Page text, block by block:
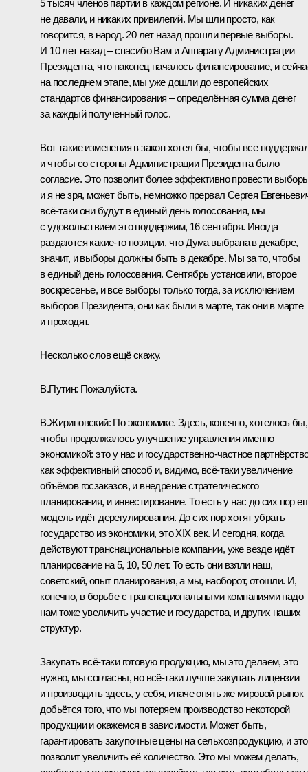
5 тысяч членов партии в каждом регионе. И никаких денег
не давали, и никаких привилегий. Мы шли просто, как
говорится, в народ. 20 лет назад прошли первые выборы.
И 10 лет назад – спасибо Вам и Аппарату Администрации
Президента, что наконец началось финансирование, и
на последнем этапе, мы уже дошли до европейских
стандартов финансирования – определённая сумма денег
за каждый полученный голос.
Вот такие изменения в закон хотел бы, чтобы все
и чтобы со стороны Администрации Президента было
согласие. Это позволит более эффективно провести
и я не зря, может быть, немножко прервал Сергея
всё‑таки они будут в единый день голосования, мы
с удовольствием это поддержим, 16 сентября. Иногда
раздаются какие‑то позиции, что Дума выбрана в декабре,
значит, и выборы должны быть в декабре. Мы за то, чтобы
в единый день голосования. Сентябрь установили, второе
воскресенье, и все выборы только тогда, за исключением
выборов Президента, они как были в марте, так они в марте
и проходят.
Несколько слов ещё скажу.
В.Путин: Пожалуйста.
В.Жириновский: По экономике. Здесь, конечно, хотелось бы,
чтобы продолжалось улучшение управления именно
экономикой: это у нас и государственно-частное
как эффективный способ и, видимо, всё‑таки увеличение
объёмов госзаказов, и внедрение стратегического
планирования, и инвестирование. То есть у нас до сих пор
модель идёт дерегулирования. До сих пор хотят убрать
государство из экономики, это XIX век. И сегодня, когда
действуют транснациональные компании, уже везде идёт
планирование на 5, 10, 50 лет. То есть они взяли наш,
советский, опыт планирования, а мы, наоборот, отошли. И,
конечно, в борьбе с транснациональными компаниями надо
нам тоже увеличить участие и государства, и других наших
структур.
Закупать всё‑таки готовую продукцию, мы это делаем, это
нужно, мы согласны, но всё‑таки лучше закупать лицензии
и производить здесь, у себя, иначе опять же мировой рынок
добьётся того, что мы потеряем производство некоторой
продукции и окажемся в зависимости. Может быть,
гарантировать закупочные цены на сельхозпродукцию, и это
позволит увеличить её количество. Это мы можем делать,